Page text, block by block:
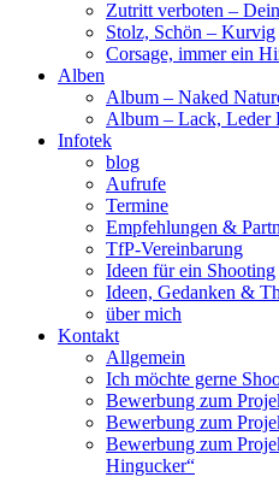
Zutritt verboten –
Stolz, Schön – Kurvig
Corsage, immer ein
Alben
Album – Naked
Album – Lack, Leder
Infotek
blog
Aufrufe
Termine
Empfehlungen &
TfP-Vereinbarung
Ideen für ein Shooting
Ideen, Gedanken &
über mich
Kontakt
Allgemein
Ich möchte gerne
Bewerbung zum
Bewerbung zum
Bewerbung zum
Hingucker“